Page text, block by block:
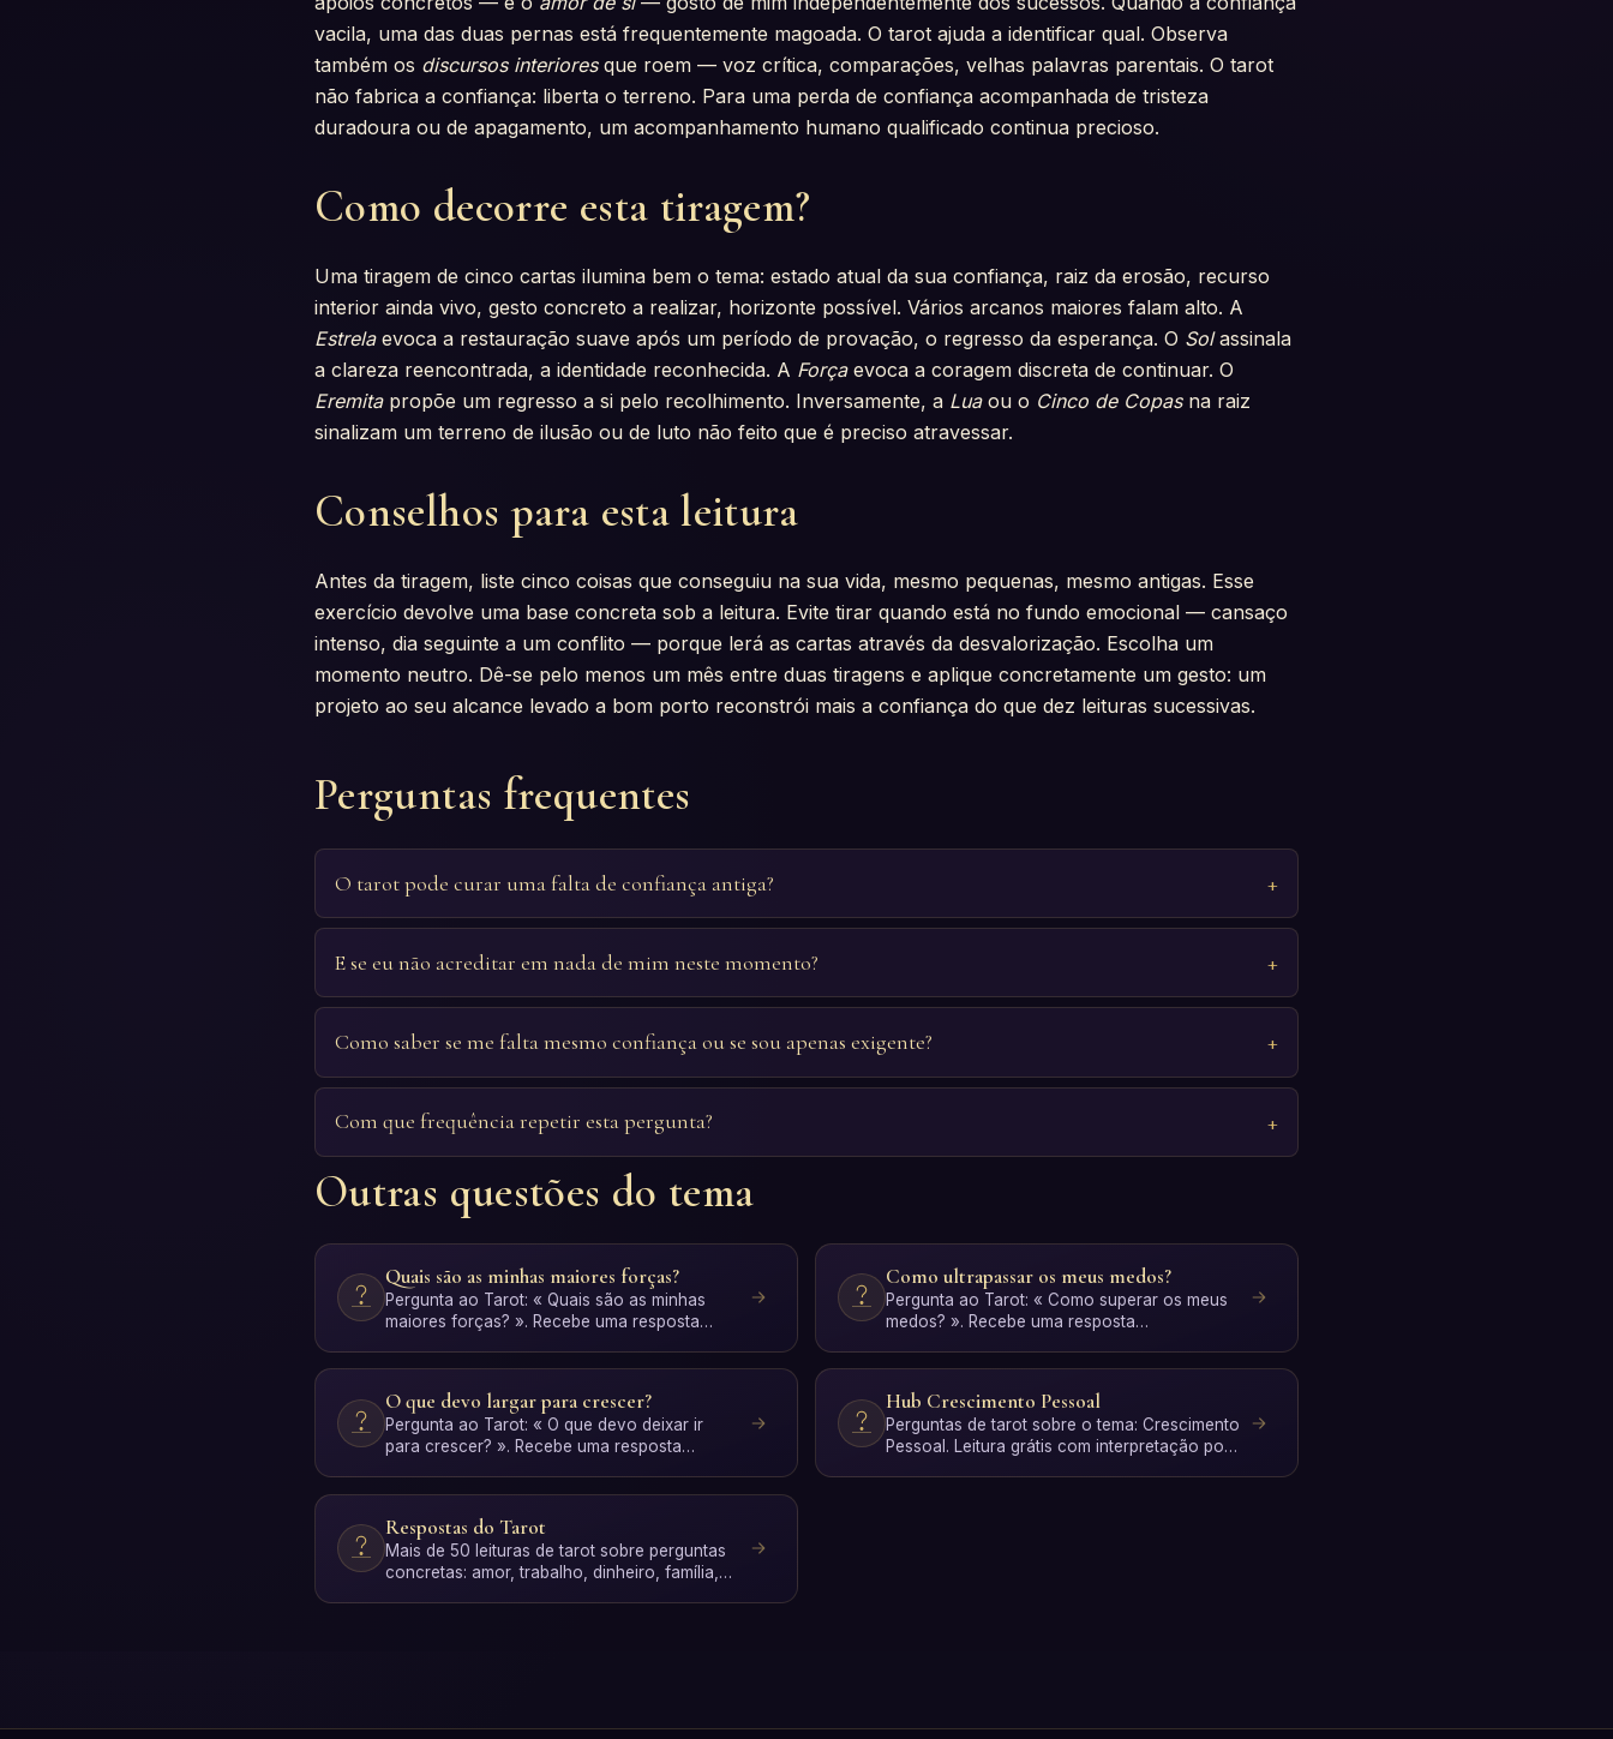
vacila, uma das duas pernas está frequentemente magoada. O tarot ajuda a identificar qual. Observa
também os discursos interioresque roem — voz crítica, comparações, velhas palavras parentais. O tarot
não fabrica a confiança: liberta o terreno. Para uma perda de confiança acompanhada de tristeza
duradoura ou de apagamento, um acompanhamento humano qualificado continua precioso.
Como decorre esta tiragem?
Uma tiragem de cinco cartas ilumina bem o tema: estado atual da sua confiança, raiz da erosão, recurso
interior ainda vivo, gesto concreto a realizar, horizonte possível. Vários arcanos maiores falam alto. A
Estrelaevoca a restauração suave após um período de provação, o regresso da esperança. O Solassinala
a clareza reencontrada, a identidade reconhecida. A Forçaevoca a coragem discreta de continuar. O
Eremitapropõe um regresso a si pelo recolhimento. Inversamente, a Luaou o Cinco de Copasna raiz
sinalizam um terreno de ilusão ou de luto não feito que é preciso atravessar.
Conselhos para esta leitura
Antes da tiragem, liste cinco coisas que conseguiu na sua vida, mesmo pequenas, mesmo antigas. Esse
exercício devolve uma base concreta sob a leitura. Evite tirar quando está no fundo emocional — cansaço
intenso, dia seguinte a um conflito — porque lerá as cartas através da desvalorização. Escolha um
momento neutro. Dê-se pelo menos um mês entre duas tiragens e aplique concretamente um gesto: um
projeto ao seu alcance levado a bom porto reconstrói mais a confiança do que dez leituras sucessivas.
Perguntas frequentes
O tarot pode curar uma falta de confiança antiga?
E se eu não acreditar em nada de mim neste momento?
Como saber se me falta mesmo confiança ou se sou apenas exigente?
Com que frequência repetir esta pergunta?
Outras questões do tema
Quais são as minhas maiores forças?
Pergunta ao Tarot: « Quais são as minhas
maiores forças? ». Recebe uma resposta
Como ultrapassar os meus medos?
Pergunta ao Tarot: « Como superar os meus
medos? ». Recebe uma resposta
O que devo largar para crescer?
Pergunta ao Tarot: « O que devo deixar ir
para crescer? ». Recebe uma resposta
Hub Crescimento Pessoal
Perguntas de tarot sobre o tema: Crescimento
Pessoal. Leitura grátis com interpretação por
Respostas do Tarot
Mais de 50 leituras de tarot sobre perguntas
concretas: amor, trabalho, dinheiro, família,